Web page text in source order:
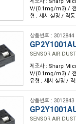
V/(0.1mg/m3) / 전
형 : 섀시 실장 / 작
상품번호 : 3012844
SENSOR AIR
제조사 : Sharp
V/(0.1mg/m3) / 전
유형 : 섀시 실장 /
상품번호 : 3012843
SENSOR AIR